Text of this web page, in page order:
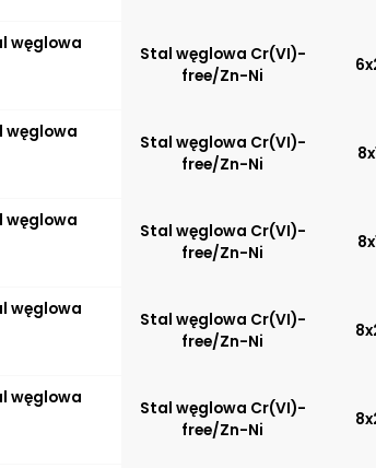
produktu:
ochrona przed
chemiczną
zapachów
słoneczne
przewodnictwo
na działanie
mechanicznych
węglowa
Stal węglowa Cr(VI)-
free/Zn-Ni
węglowa
Stal węglowa Cr(VI)-
free/Zn-Ni
węglowa
Stal węglowa Cr(VI)-
free/Zn-Ni
węglowa
Stal węglowa Cr(VI)-
free/Zn-Ni
węglowa
Stal węglowa Cr(VI)-
free/Zn-Ni